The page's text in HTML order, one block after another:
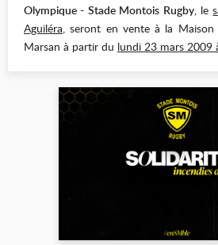
Olympique - Stade Montois Rugby, le
Aguiléra, seront en vente à la
Marsan à partir du lundi 23 mars 2009